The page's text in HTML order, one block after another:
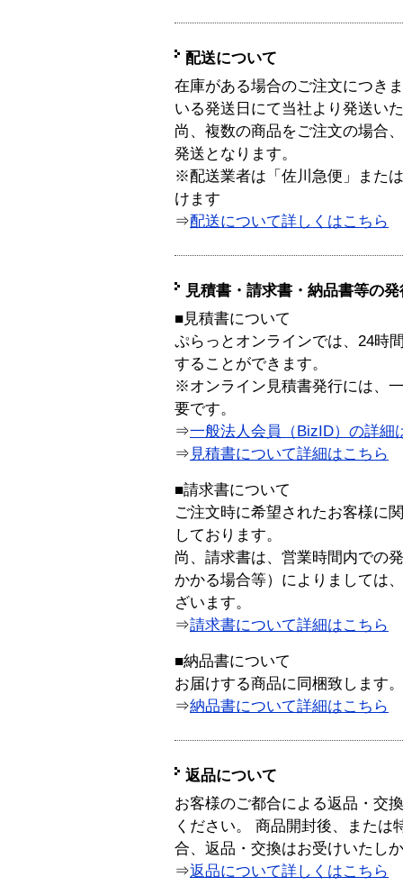
配送について
在庫がある場合のご注文につき
いる発送日にて当社より発送い
尚、複数の商品をご注文の場合
発送となります。
※配送業者は「佐川急便」また
けます
⇒配送について詳しくはこちら
見積書・請求書・納品書等の
■見積書について
ぷらっとオンラインでは、24時
することができます。
※オンライン見積書発行には、
要です。
⇒一般法人会員（BizID）の詳細
⇒ 見積書について詳細はこちら
■請求書について
ご注文時に希望されたお客様に
しております。
尚、請求書は、営業時間内での
かかる場合等）によりましては
ざいます。
⇒請求書について詳細はこちら
■納品書について
お届けする商品に同梱致します。
⇒納品書について詳細はこちら
返品について
お客様のご都合による返品・交
ください。 商品開封後、または
合、返品・交換はお受けいたし
⇒返品について詳しくはこちら